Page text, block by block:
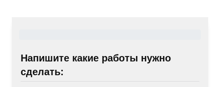
Напишите какие работы нужно
сделать: